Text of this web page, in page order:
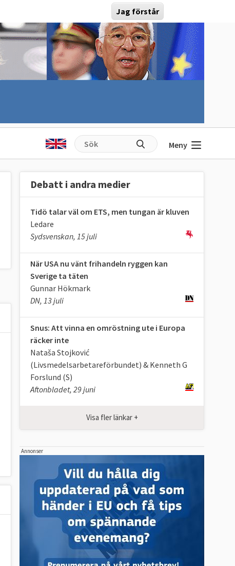
Jag förstår
Meny
Debatt i andra medier
Tidö talar väl om ETS, men tungan är kluven
Ledare
Sydsvenskan, 15 juli
När USA nu vänt frihandeln ryggen kan
Sverige ta täten
Gunnar Hökmark
DN, 13 juli
Snus: Att vinna en omröstning ute i Europa
räcker inte
Nataša Stojković
(Livsmedelsarbetareförbundet) & Kenneth G
Forslund (S)
Aftonbladet, 29 juni
Visa fler länkar +
Annonser